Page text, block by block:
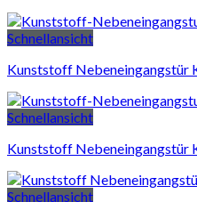
Schnellansicht
Kunststoff Nebeneingangstür
Schnellansicht
Kunststoff Nebeneingangstür
Schnellansicht